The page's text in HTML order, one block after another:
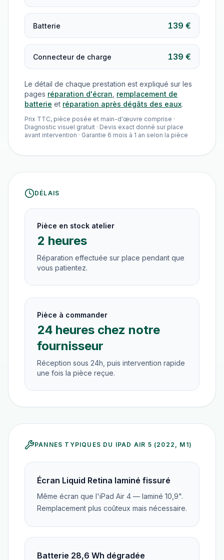
Batterie 139 €
Connecteur de charge 139 €
Le détail de chaque prestation est expliqué sur les
pages réparation d'écran remplacement de
batterie et réparation après dégâts des eaux.
Prix TTC, pièce posée et main-d'œuvre comprise ·
Diagnostic visuel gratuit · Devis exact donné sur place
avant intervention · Garantie 6 mois à 1 an selon la pièce
DÉLAIS
Pièce en stock atelier
2 heures
Réparation effectuée sur place pendant que
vous patientez.
Pièce à commander
24 heures chez notre
fournisseur
Réception sous 24h, puis intervention rapide
une fois la pièce reçue.
PANNES TYPIQUES DU IPAD AIR 5 (2022, M1)
Écran Liquid Retina laminé fissuré
Même écran que l'iPad Air 4 — laminé 10,9".
Remplacement plus coûteux mais nécessaire.
Batterie 28,6 Wh dégradée